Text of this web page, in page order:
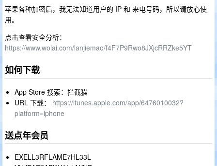
苹果各种加密后，我无法知道用户的 IP 和 来电号码，所以请放心使
用。
点击查看安全分析：
https://www.wolai.com/lanjiemao/f4F7P9Rwo8JXjcRRZke5YT
如何下载
App Store 搜索：拦截猫
URL 下载： https://itunes.apple.com/app/6476010032?
platform=iphone
送点年会员
EXELL3RFLAME7HL33L